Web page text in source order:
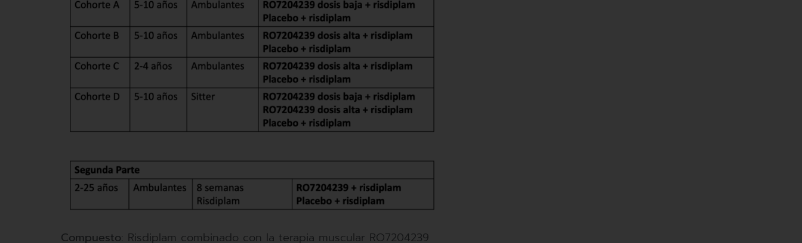
Compuesto: Risdiplam combinado con la terapia muscular RO7204239